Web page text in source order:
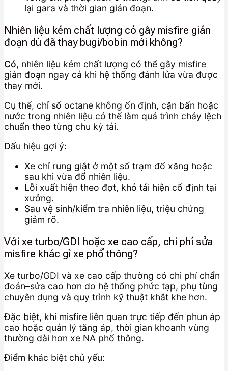
lại gara và thời gian gián đoạn.
Nhiên liệu kém chất lượng có gây misfire gián
đoạn dù đã thay bugi/bobin mới không?
Có, nhiên liệu kém chất lượng có thể gây misfire
gián đoạn ngay cả khi hệ thống đánh lửa vừa được
thay mới.
Cụ thể, chỉ số octane không ổn định, cặn bẩn hoặc
nước trong nhiên liệu có thể làm quá trình cháy lệch
chuẩn theo từng chu kỳ tải.
Dấu hiệu gợi ý:
Xe chỉ rung giật ở một số trạm đổ xăng hoặc
sau khi vừa đổ nhiên liệu.
Lỗi xuất hiện theo đợt, khó tái hiện cố định tại
xưởng.
Sau vệ sinh/kiểm tra nhiên liệu, triệu chứng
giảm rõ.
Với xe turbo/GDI hoặc xe cao cấp, chi phí sửa
misfire khác gì xe phổ thông?
Xe turbo/GDI và xe cao cấp thường có chi phí chẩn
đoán–sửa cao hơn do hệ thống phức tạp, phụ tùng
chuyên dụng và quy trình kỹ thuật khắt khe hơn.
Đặc biệt, khi misfire liên quan trực tiếp đến phun áp
cao hoặc quản lý tăng áp, thời gian khoanh vùng
thường dài hơn xe NA phổ thông.
Điểm khác biệt chủ yếu: